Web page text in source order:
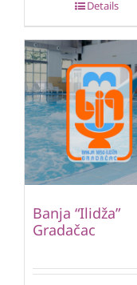
Details
Banja “Ilidža”
Gradačac